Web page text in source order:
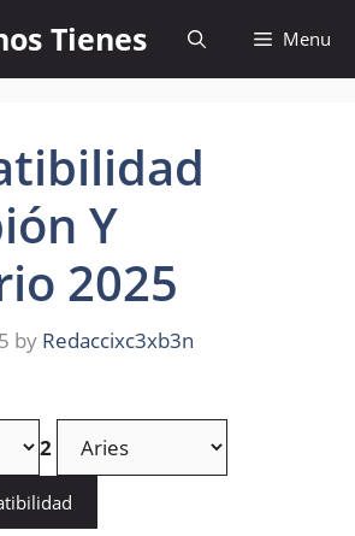
Tienes Menu
Y
2025
by Redaccixc3xb3n
2